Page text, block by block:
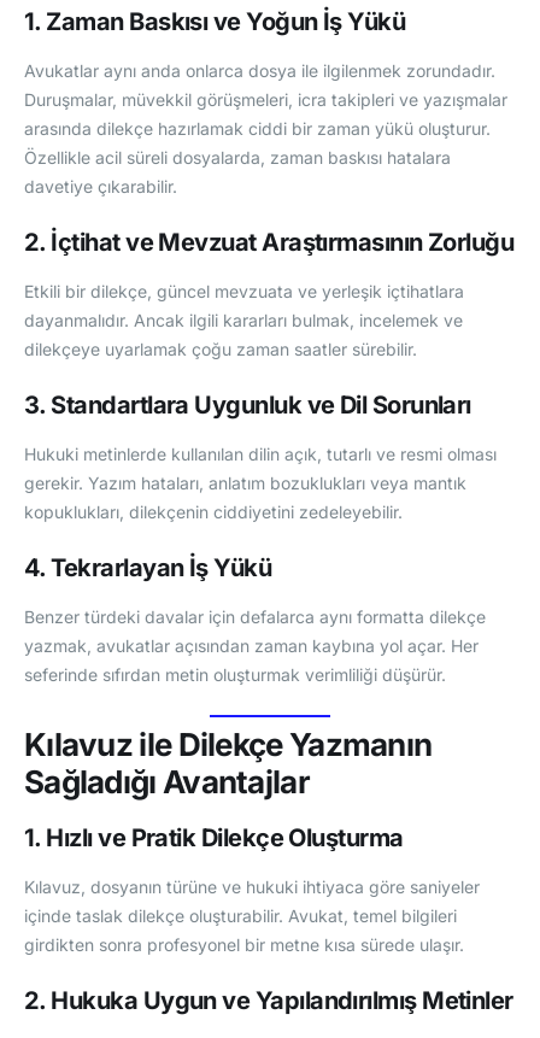
1. Zaman Baskısı ve Yoğun İş Yükü
Avukatlar aynı anda onlarca dosya ile ilgilenmek zorundadır.
Duruşmalar, müvekkil görüşmeleri, icra takipleri ve yazışmalar
arasında dilekçe hazırlamak ciddi bir zaman yükü oluşturur.
Özellikle acil süreli dosyalarda, zaman baskısı hatalara
davetiye çıkarabilir.
2. İçtihat ve Mevzuat Araştırmasının Zorluğu
Etkili bir dilekçe, güncel mevzuata ve yerleşik içtihatlara
dayanmalıdır. Ancak ilgili kararları bulmak, incelemek ve
dilekçeye uyarlamak çoğu zaman saatler sürebilir.
3. Standartlara Uygunluk ve Dil Sorunları
Hukuki metinlerde kullanılan dilin açık, tutarlı ve resmi olması
gerekir. Yazım hataları, anlatım bozuklukları veya mantık
kopuklukları, dilekçenin ciddiyetini zedeleyebilir.
4. Tekrarlayan İş Yükü
Benzer türdeki davalar için defalarca aynı formatta dilekçe
yazmak, avukatlar açısından zaman kaybına yol açar. Her
seferinde sıfırdan metin oluşturmak verimliliği düşürür.
Kılavuz ile Dilekçe Yazmanın
Sağladığı Avantajlar
1. Hızlı ve Pratik Dilekçe Oluşturma
Kılavuz, dosyanın türüne ve hukuki ihtiyaca göre saniyeler
içinde taslak dilekçe oluşturabilir. Avukat, temel bilgileri
girdikten sonra profesyonel bir metne kısa sürede ulaşır.
2. Hukuka Uygun ve Yapılandırılmış Metinler